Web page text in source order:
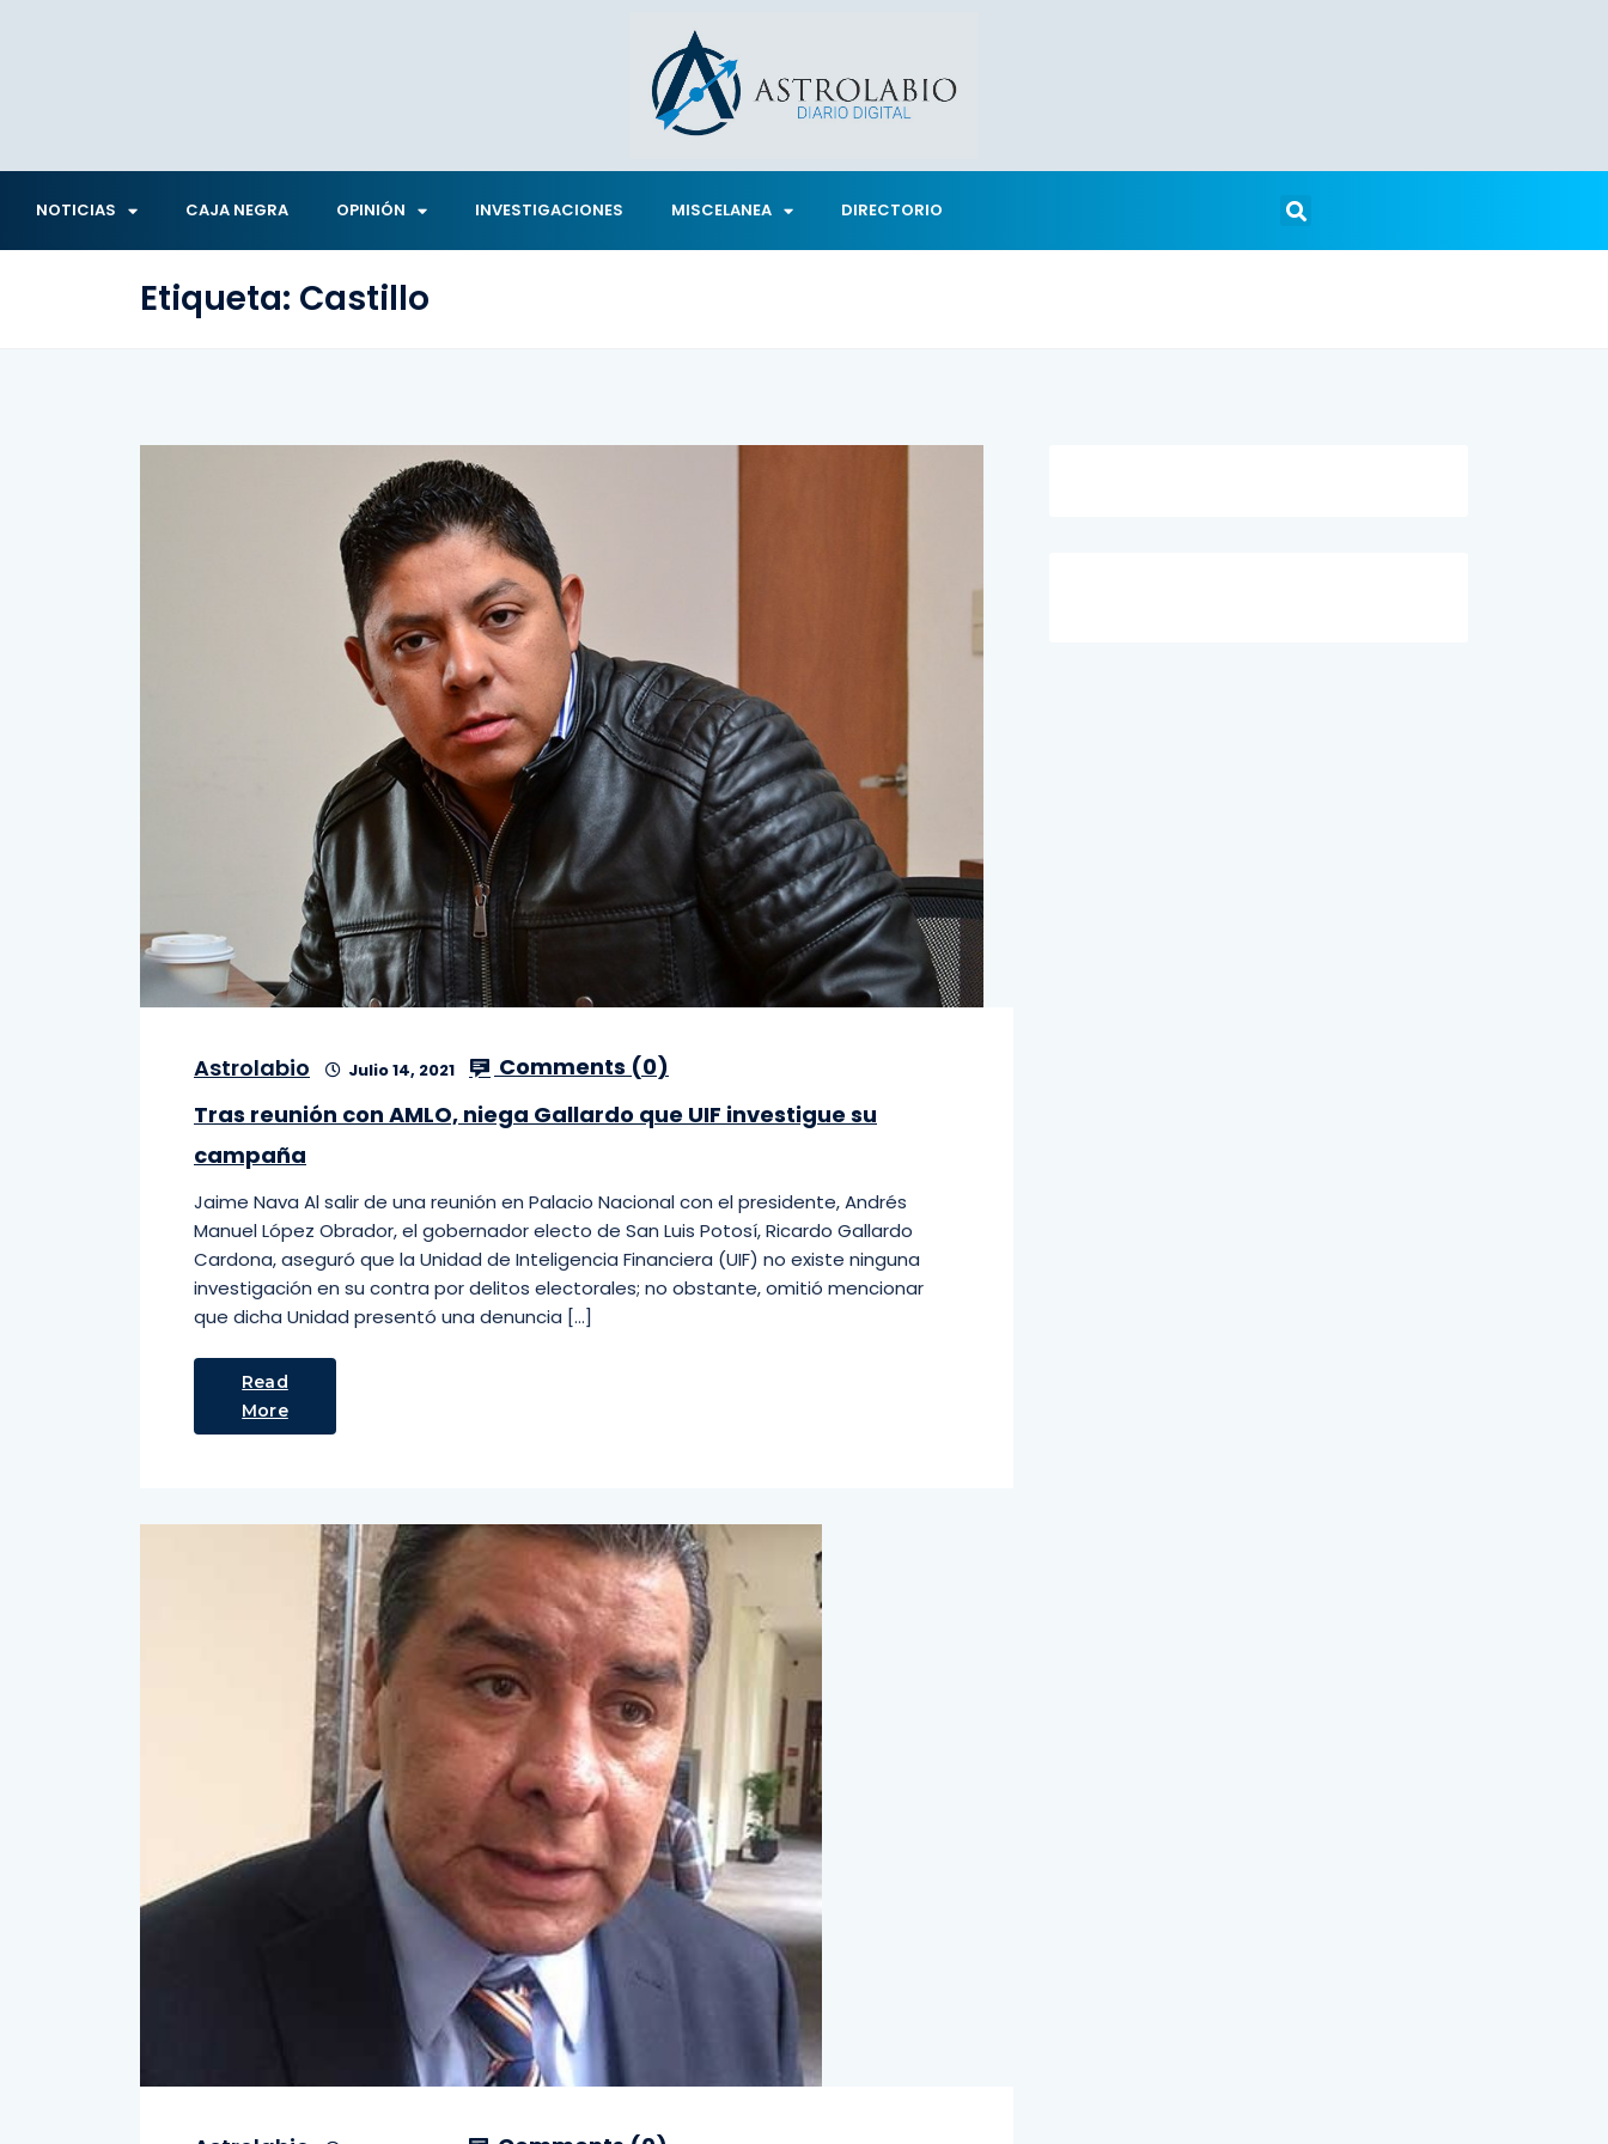
NOTICIAS CAJA NEGRA OPINIÓN INVESTIGACIONES MISCELANEA DIRECTORIO
Etiqueta: Castillo
Astrolabio Julio 14, 2021 Comments (0)
Tras reunión con AMLO, niega Gallardo que UIF investigue su
campaña
Jaime Nava Al salir de una reunión en Palacio Nacional con el presidente, Andrés
Manuel López Obrador, el gobernador electo de San Luis Potosí, Ricardo Gallardo
Cardona, aseguró que la Unidad de Inteligencia Financiera (UIF) no existe ninguna
investigación en su contra por delitos electorales; no obstante, omitió mencionar
que dicha Unidad presentó una denuncia […]
Read
More